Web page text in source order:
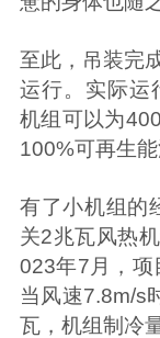
至此，吊装完
运行。实际运
机组可以为
100%可再生能
有了小机组的
关2兆瓦风热
023年7月，项
当风速7.8m/s
瓦，机组制冷